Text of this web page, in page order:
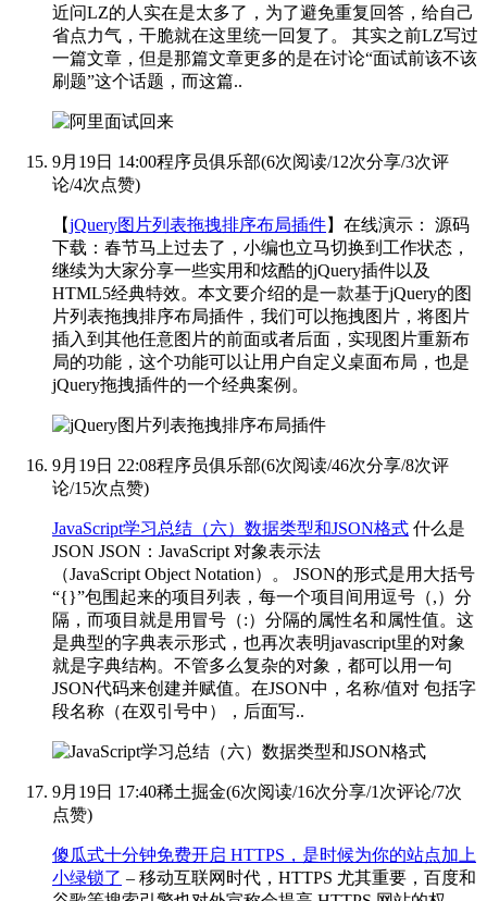
近问LZ的人实在是太多了，为了避免重复回答，给自己
省点力气，干脆就在这里统一回复了。 其实之前LZ写过
一篇文章，但是那篇文章更多的是在讨论“面试前该不该
刷题”这个话题，而这篇..
9月19日 14:00程序员俱乐部(6次阅读/12次分享/3次评
论/4次点赞)
【jQuery图片列表拖拽排序布局插件】在线演示：
源码
下载： 春节马上过去了，小编也立马切换到工作状态，
继续为大家分享一些实用和炫酷的jQuery插件以及
HTML5经典特效。本文要介绍的是一款基于jQuery的图
片列表拖拽排序布局插件，我们可以拖拽图片，将图片
插入到其他任意图片的前面或者后面，实现图片重新布
局的功能，这个功能可以让用户自定义桌面布局，也是
jQuery拖拽插件的一个经典案例。
9月19日 22:08程序员俱乐部(6次阅读/46次分享/8次评
论/15次点赞)
JavaScript学习总结（六）数据类型和JSON格式 什么是
JSON JSON：JavaScript 对象表示法
（JavaScript Object Notation）。 JSON的形式是用大括号
“{}”包围起来的项目列表，每一个项目间用逗号（,）分
隔，而项目就是用冒号（:）分隔的属性名和属性值。这
是典型的字典表示形式，也再次表明javascript里的对象
就是字典结构。不管多么复杂的对象，都可以用一句
JSON代码来创建并赋值。在JSON中，名称/值对 包括字
段名称（在双引号中），后面写..
9月19日 17:40稀土掘金(6次阅读/16次分享/1次评论/7次
点赞)
傻瓜式十分钟免费开启 HTTPS，是时候为你的站点加上
小绿锁了 – 移动互联网时代，HTTPS 尤其重要，百度和